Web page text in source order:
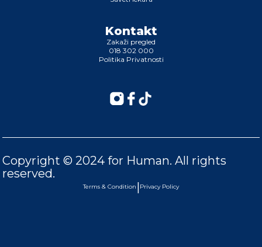
Kontakt
Zakaži pregled
018 302 000
Politika Privatnosti
Copyright © 2024 for Human. All rights
reserved.
Terms & Condition |Privacy Policy